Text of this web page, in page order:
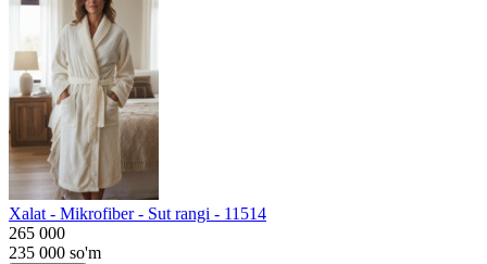
Хalat - Mikrofiber - Sut rangi - 11514
265 000
235 000 so'm